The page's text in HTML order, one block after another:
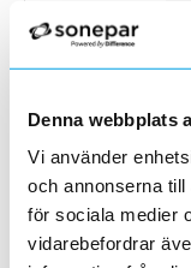
Denna webbplats
Vi använder
och annonserna
för sociala medier
vidarebefordrar
ST